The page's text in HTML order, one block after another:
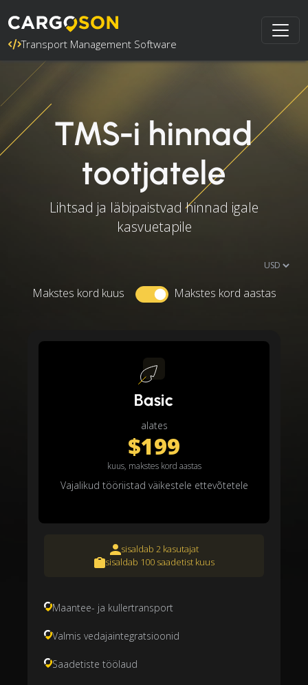
Transport Management Software
TMS-i hinnad
tootjatele
Lihtsad ja läbipaistvad hinnad igale
kasvuetapile
Makstes kord kuus Makstes kord aastas
Basic
alates
$199
kuus, makstes kord aastas
Vajalikud tööriistad väikestele ettevõtetele
sisaldab 2 kasutajat
sisaldab 100 saadetist kuus
Maantee- ja kullertransport
Valmis vedajaintegratsioonid
Saadetiste töölaud